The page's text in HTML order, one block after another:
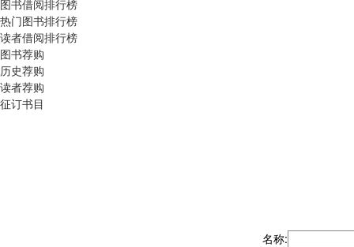
图书借阅排行榜
热门图书排行榜
读者借阅排行榜
图书荐购
历史荐购
读者荐购
征订书目
名称: